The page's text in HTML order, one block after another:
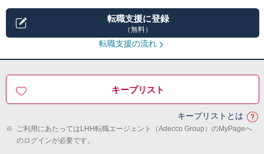
転職支援に登録
（無料）
転職支援の流れ
キープリスト
キープリストとは
※ ご利用にあたってはLHH転職エージェント（Adecco Group）のMyPageへ
のログインが必要です。